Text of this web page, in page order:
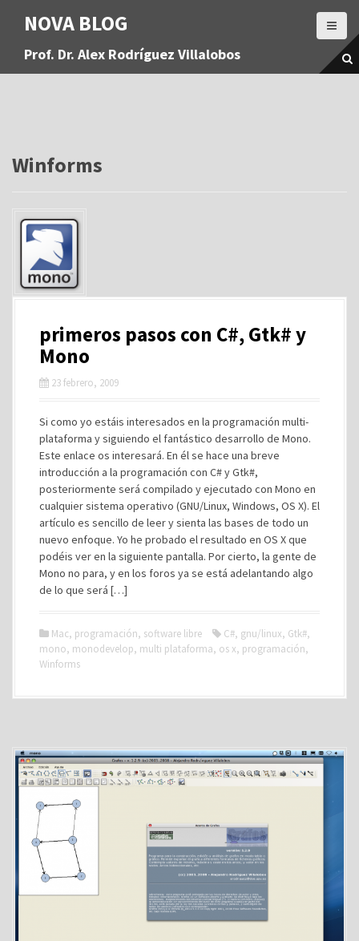
a
NOVA BLOG
Prof. Dr. Alex Rodríguez Villalobos
Winforms
primeros pasos con C#, Gtk# y
Mono
23 febrero, 2009
Si como yo estáis interesados en la programación multi-
plataforma y siguiendo el fantástico desarrollo de Mono.
Este enlace os interesará. En él se hace una breve
introducción a la programación con C# y Gtk#,
posteriormente será compilado y ejecutado con Mono en
cualquier sistema operativo (GNU/Linux, Windows, OS X). El
artículo es sencillo de leer y sienta las bases de todo un
nuevo enfoque. Yo he probado el resultado en OS X que
podéis ver en la siguiente pantalla. Por cierto, la gente de
Mono no para, y en los foros ya se está adelantando algo
de lo que será […]
Mac, programación, software libre C#, gnu/linux, Gtk#,
mono, monodevelop, multi plataforma, os x, programación,
Winforms